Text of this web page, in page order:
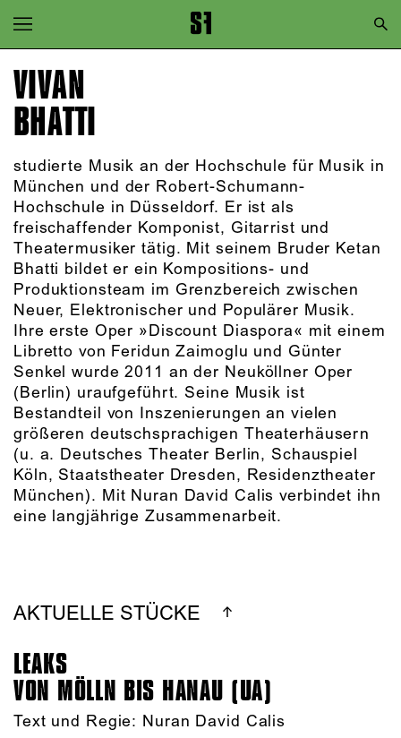
Zur Hauptnavigation springen
Zum Hauptinhalt springen
Zum Footer springen
VIVAN
BHATTI
studierte Musik an der Hochschule für Musik in
München und der Robert-Schumann-
Hochschule in Düsseldorf. Er ist als
freischaffender Komponist, Gitarrist und
Theatermusiker tätig. Mit seinem Bruder Ketan
Bhatti bildet er ein Kompositions- und
Produktionsteam im Grenzbereich zwischen
Neuer, Elektronischer und Populärer Musik.
Ihre erste Oper »Discount Diaspora« mit einem
Libretto von Feridun Zaimoglu und Günter
Senkel wurde 2011 an der Neuköllner Oper
(Berlin) uraufgeführt. Seine Musik ist
Bestandteil von Inszenierungen an vielen
größeren deutschsprachigen Theaterhäusern
(u. a. Deutsches Theater Berlin, Schauspiel
Köln, Staatstheater Dresden, Residenztheater
München). Mit Nuran David Calis verbindet ihn
eine langjährige Zusammenarbeit.
AKTUELLE STÜCKE
LEAKS
VON MÖLLN BIS HANAU (UA)
Text und Regie: Nuran David Calis